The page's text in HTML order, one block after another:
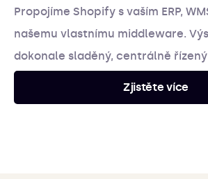
Propojíme Shopify s vaším ERP,
našemu vlastnímu middleware.
dokonale sladěný, centrálně
Zjistěte více